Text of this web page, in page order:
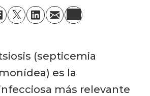
(septicemia
es la
más relevante